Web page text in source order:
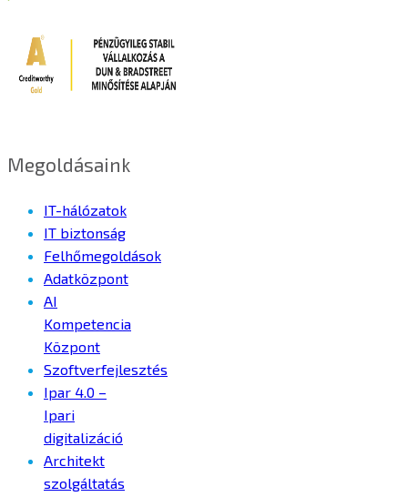
Megoldásaink
IT-hálózatok
IT biztonság
Felhőmegoldások
Adatközpont
AI
Kompetencia
Központ
Szoftverfejlesztés
Ipar 4.0 –
Ipari
digitalizáció
Architekt
szolgáltatás